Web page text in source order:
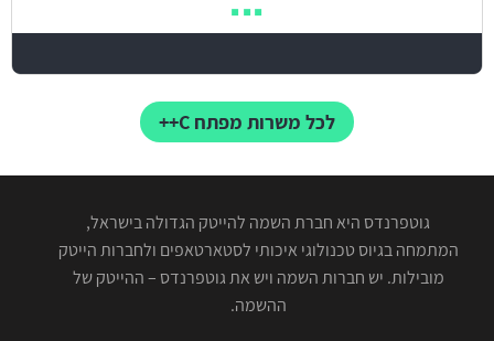
לכל משרות מפתח C++
גוטפרנדס היא חברת השמה להייטק הגדולה בישראל,
המתמחה בגיוס טכנולוגי איכותי לסטארטאפים ולחברות הייטק
מובילות. יש חברות השמה ויש את גוטפרנדס – ההייטק של
ההשמה.